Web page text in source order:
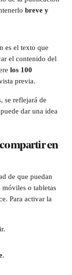
breve y
es el texto que
el contenido del
los 100
previa.
se reflejará de
dar una idea
compartir en
de que puedan
o tabletas
Para activar la
.